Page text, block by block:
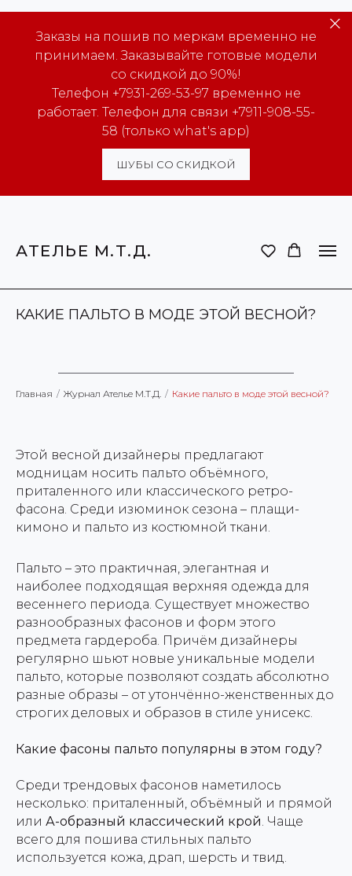
Заказы на пошив по меркам временно не
принимаем. Заказывайте готовые модели
со скидкой до 90%!
Телефон +7931-269-53-97 временно не
работает. Телефон для связи +7911-908-55-
58 (только what's app)
ШУБЫ СО СКИДКОЙ
АТЕЛЬЕ М.Т.Д.
КАКИЕ ПАЛЬТО В МОДЕ ЭТОЙ ВЕСНОЙ?
Главная / Журнал Ателье М.Т.Д. / Какие пальто в моде этой весной?
Этой весной дизайнеры предлагают
модницам носить пальто объёмного,
приталенного или классического ретро-
фасона. Среди изюминок сезона – плащи-
кимоно и пальто из костюмной ткани.
Пальто – это практичная, элегантная и
наиболее подходящая верхняя одежда для
весеннего периода. Существует множество
разнообразных фасонов и форм этого
предмета гардероба. Причём дизайнеры
регулярно шьют новые уникальные модели
пальто, которые позволяют создать абсолютно
разные образы – от утончённо-женственных до
строгих деловых и образов в стиле унисекс.
Какие фасоны пальто популярны в этом году?
Среди трендовых фасонов наметилось
несколько: приталенный, объёмный и прямой
или А-образный классический крой. Чаще
всего для пошива стильных пальто
используется кожа, драп, шерсть и твид.